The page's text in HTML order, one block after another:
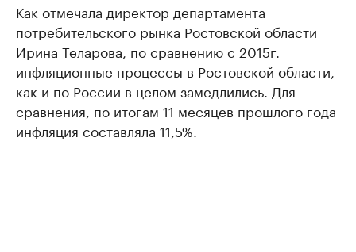
Как отмечала директор департамента
потребительского рынка Ростовской области
Ирина Теларова, по сравнению с 2015г.
инфляционные процессы в Ростовской области,
как и по России в целом замедлились. Для
сравнения, по итогам 11 месяцев прошлого года
инфляция составляла 11,5%.